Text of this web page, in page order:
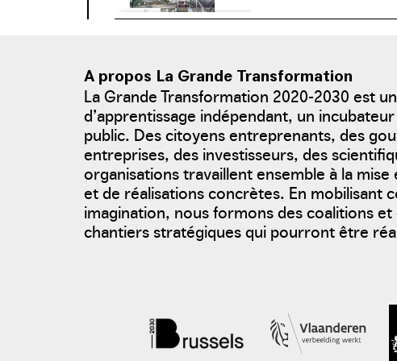
A propos La Grande Transformation
La Grande Transformation 2020-2030 est
d’apprentissage indépendant, un
public. Des citoyens entreprenants, des
entreprises, des investisseurs, des
organisations travaillent ensemble à la
et de réalisations concrètes. En mobilisant
imagination, nous formons des coalitions et
chantiers stratégiques qui pourront être